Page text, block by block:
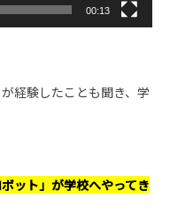
00:13
経験したことも聞き、学
ボット」が学校へやってき